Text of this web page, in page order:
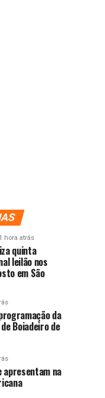
1 hora atrás
quinta
leilão nos
em São
da
Boiadeiro de
apresentam na